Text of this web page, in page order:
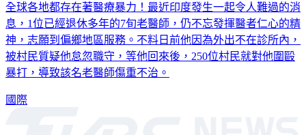
全球各地都存在著醫療暴力！最近印度發生一起令人難過的消
息，1位已經退休多年的7旬老醫師，仍不忘發揮醫者仁心的精
神，志願到偏鄉地區服務。不料日前他因為外出不在診所內，
被村民質疑他怠忽職守，等他回來後，250位村民就對他圍毆
暴打，導致該名老醫師傷重不治。
國際